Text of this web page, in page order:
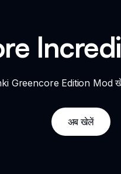
Greencore Edition
अब खेलें